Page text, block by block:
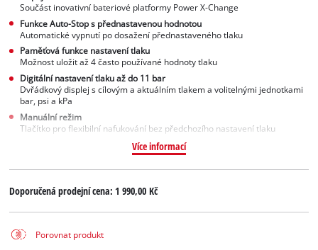
Součást inovativní bateriové platformy Power X-Change
Funkce Auto-Stop s přednastavenou hodnotou
Automatické vypnutí po dosažení přednastaveného tlaku
Paměťová funkce nastavení tlaku
Možnost uložit až 4 často používané hodnoty tlaku
Digitální nastavení tlaku až do 11 bar
Dvřádkový displej s cílovým a aktuálním tlakem a volitelnými jednotkami
bar, psi a kPa
Manuální režim
Tlačítko pro flexibilní nafukování bez předchozího nastavení tlaku
Více informací
Doporučená prodejní cena:1 990,00 Kč
Porovnat produkt